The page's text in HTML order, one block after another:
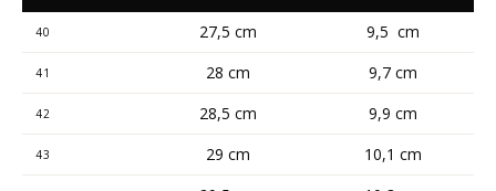
40 27,5 cm 9,5 cm
41 28 cm 9,7 cm
42 28,5 cm 9,9 cm
43 29 cm 10,1 cm